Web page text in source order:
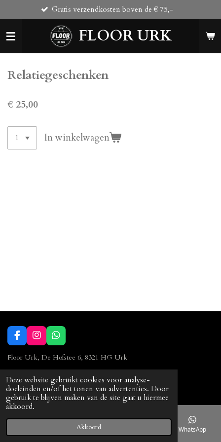
Deze website gebruikt cookies voor analyse-
doeleinden en/of het tonen van advertenties. Door
gebruik te blijven maken van de site gaat u hiermee
akkoord.
Akkoord
direct
naar
de
hoofdinhoud
FLOOR URK
Gratis verzendkosten boven de € 75,-
Relatiegeschenken
€ 25,00
In winkelwagen
F
a
c
o
o
k
I
n
s
g
r
a
W
h
a
A
p
p
Floor Urk, De Hofstee 6, 8321 HG Urk
0527 23 90 86
© 2023 Floor Urk
Telefoonnummer WhatsApp